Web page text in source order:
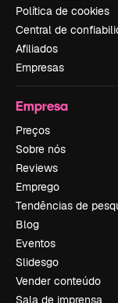
Política de cookies
Central de
Afiliados
Empresas
Empresa
Preços
Sobre nós
Reviews
Emprego
Tendências de
Blog
Eventos
Slidesgo
Vender conteúdo
Sala de imprensa